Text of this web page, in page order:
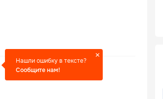
Нашли ошибку в тексте?
Сообщите нам!